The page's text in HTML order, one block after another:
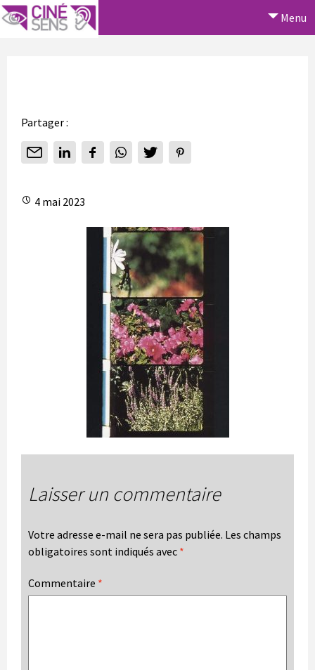
Menu
Partager :
4 mai 2023
Laisser un commentaire
Votre adresse e-mail ne sera pas publiée. Les champs
obligatoires sont indiqués avec *
Commentaire *